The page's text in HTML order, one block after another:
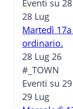
Eventi su
28 Lug
Martedì
ordinario.
28 Lug 26
#_TOWN
Eventi su
29 Lug